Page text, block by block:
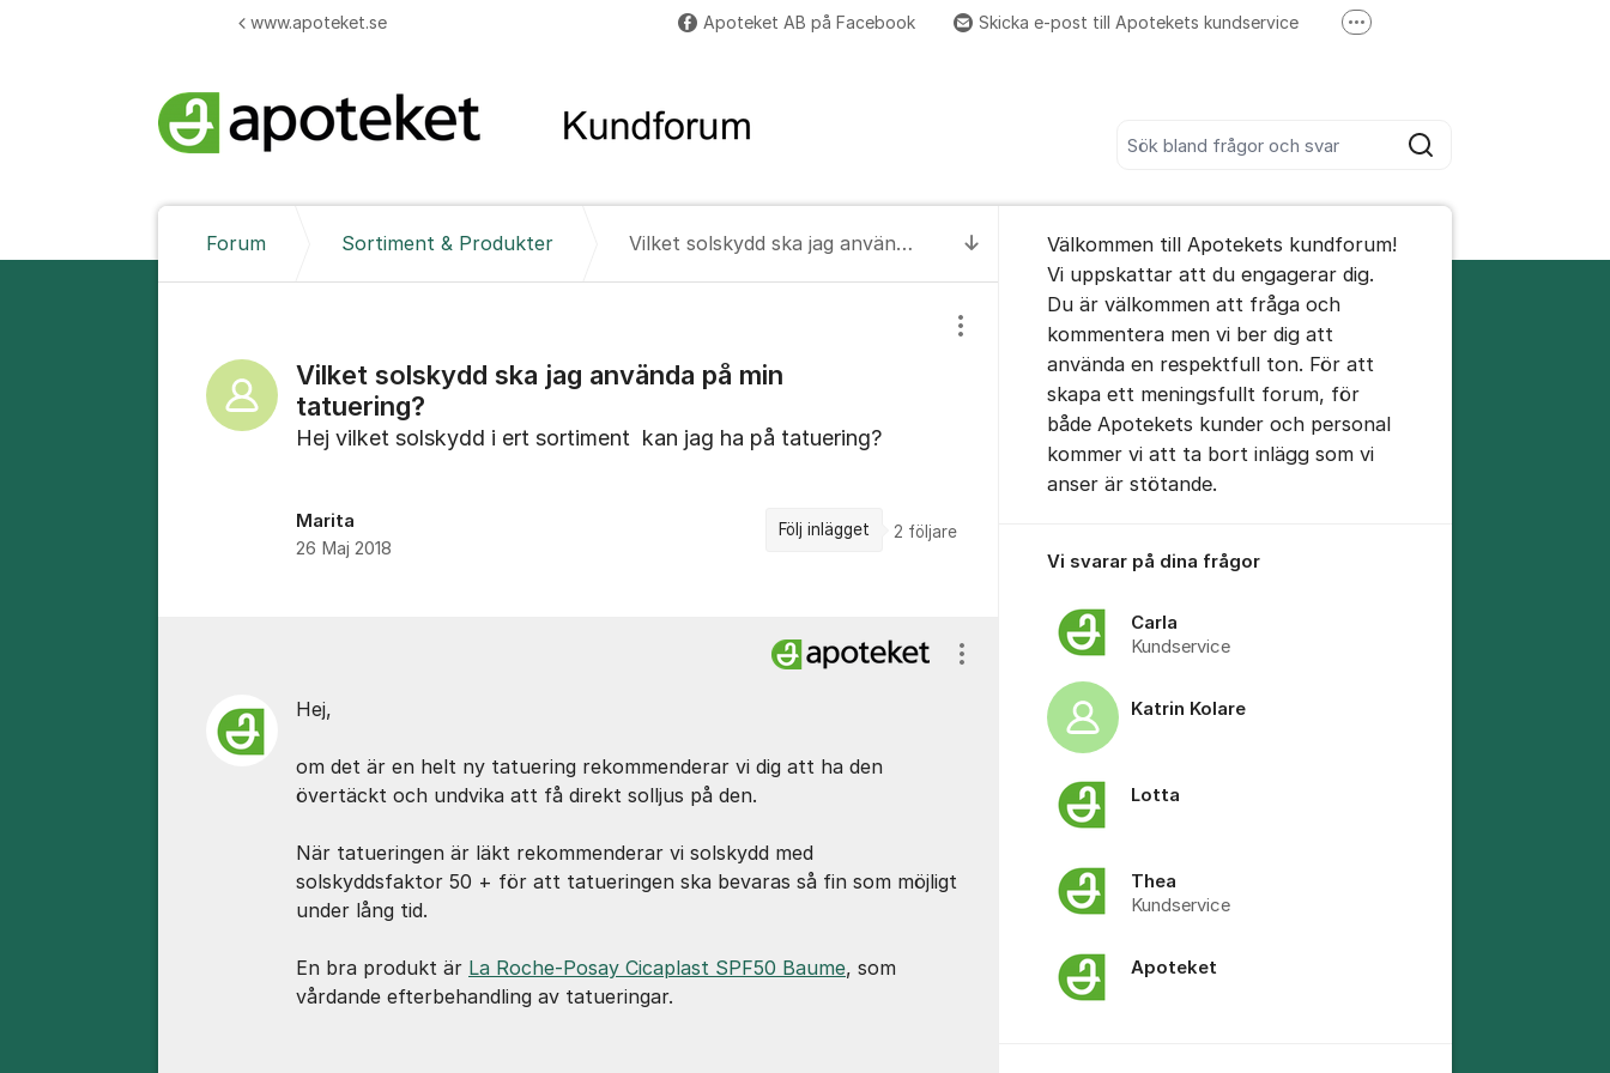
Sök
www.apoteket.se Apoteket AB på Facebook Skicka e-post till Apotekets kundservice Fler supportlänkar
Till senaste kommentaren
Forum Sortiment & Produkter Vilket solskydd ska jag använda på min tatuering?
Vilket solskydd ska jag använda på min
tatuering?
Visa/dölj inställningar för inlägg/kommentar
Hej vilket solskydd i ert sortiment kan jag ha på tatuering?
Marita
26 Maj 2018
Följ inlägget 2 följare
Hej,
om det är en helt ny tatuering rekommenderar vi dig att ha den
övertäckt och undvika att få direkt solljus på den.
När tatueringen är läkt rekommenderar vi solskydd med
solskyddsfaktor 50 + för att tatueringen ska bevaras så fin som möjligt
under lång tid.
En bra produkt är La Roche-Posay Cicaplast SPF50 Baume, som
vårdande efterbehandling av tatueringar.
Visa/dölj inställningar för inlägg/kommentar
Välkommen till Apotekets kundforum!
Vi uppskattar att du engagerar dig.
Du är välkommen att fråga och
kommentera men vi ber dig att
använda en respektfull ton. För att
skapa ett meningsfullt forum, för
både Apotekets kunder och personal
kommer vi att ta bort inlägg som vi
anser är stötande.
Vi svarar på dina frågor
Carla
Kundservice
Katrin Kolare
Lotta
Thea
Kundservice
Apoteket